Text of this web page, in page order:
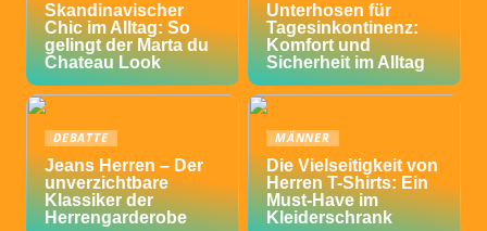
Skandinavischer
Chic im Alltag: So
gelingt der Marta du
Chateau Look
Unterhosen für
Tagesinkontinenz:
Komfort und
Sicherheit im Alltag
DEBATTE
Jeans Herren – Der
unverzichtbare
Klassiker der
Herrengarderobe
MÄNNER
Die Vielseitigkeit von
Herren T-Shirts: Ein
Must-Have im
Kleiderschrank